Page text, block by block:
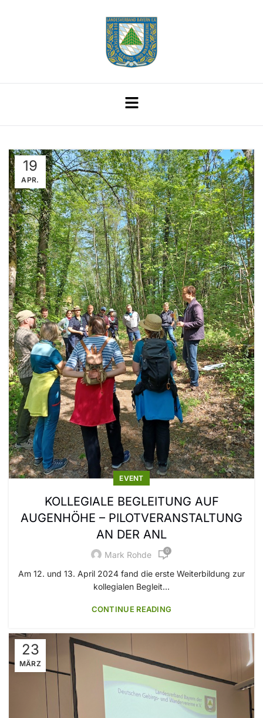
19
APR.
EVENT
KOLLEGIALE BEGLEITUNG AUF
AUGENHÖHE – PILOTVERANSTALTUNG
AN DER ANL
Mark Rohde 0
Am 12. und 13. April 2024 fand die erste Weiterbildung zur
kollegialen Begleit...
CONTINUE READING
23
MÄRZ